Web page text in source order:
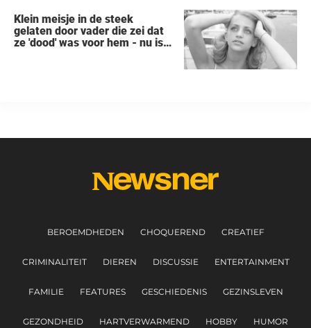
Klein meisje in de steek
gelaten door vader die zei dat
ze 'dood' was voor hem - nu is
BEROEMDHEDEN CHOQUEREND CREATIEF
CRIMINALITEIT DIEREN DISCUSSIE ENTERTAINMENT
FAMILIE FEATURES GESCHIEDENIS GEZINSLEVEN
GEZONDHEID HARTVERWARMEND HOBBY HUMOR